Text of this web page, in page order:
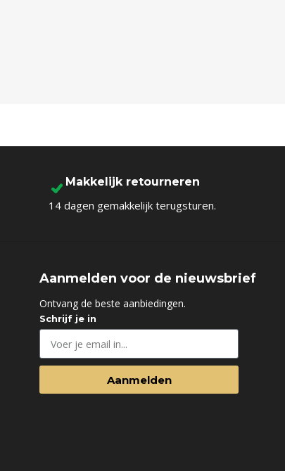
Makkelijk retourneren
14 dagen gemakkelijk terugsturen.
Aanmelden voor de nieuwsbrief
Ontvang de beste aanbiedingen.
Schrijf je in
Aanmelden